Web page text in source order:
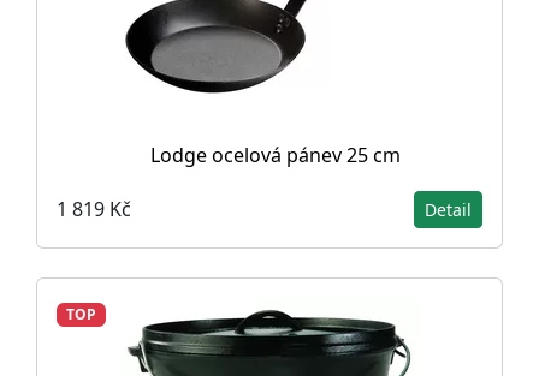
Lodge ocelová pánev 25 cm
1 819 Kč Detail
TOP